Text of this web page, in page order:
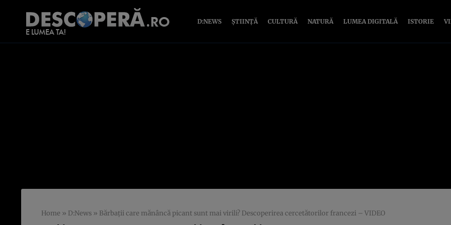
D:NEWS ȘTIINȚĂ CULTURĂ NATURĂ LUMEA DIGITALĂ ISTORIE
Home » D:News » Bărbaţii care mănâncă picant sunt mai virili? Descoperirea cercetătorilor francezi – VIDEO